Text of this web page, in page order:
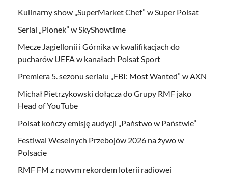
Kulinarny show „SuperMarket Chef” w Super Polsat
Serial „Pionek” w SkyShowtime
Mecze Jagiellonii i Górnika w kwalifikacjach do
pucharów UEFA w kanałach Polsat Sport
Premiera 5. sezonu serialu „FBI: Most Wanted” w AXN
Michał Pietrzykowski dołącza do Grupy RMF jako
Head of YouTube
Polsat kończy emisję audycji „Państwo w Państwie”
Festiwal Weselnych Przebojów 2026 na żywo w
Polsacie
RMF FM z nowym rekordem loterii radiowej